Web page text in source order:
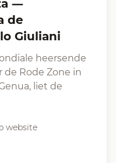
de
Giuliani
heersende
de Rode Zone in
liet de
website